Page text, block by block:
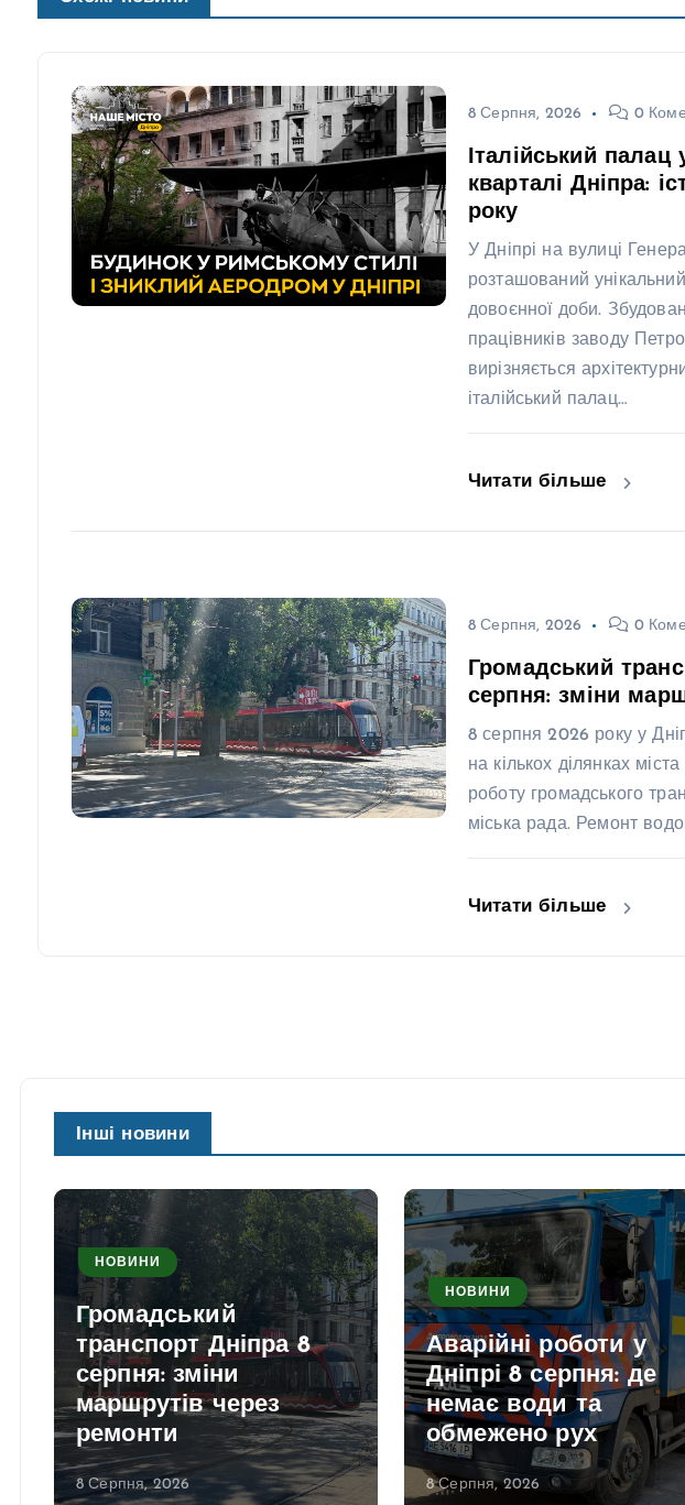
8 Серпня, 2026 0
Італійський
кварталі Дніпра:
року
У Дніпрі на вулиці
розташований
довоєнної доби.
працівників заводу
вирізняється
італійський палац…
Читати більше
8 Серпня, 2026 0
Громадський
серпня: зміни
8 серпня 2026 року у
на кількох ділянках
роботу громадського
міська рада. Ремонт
Читати більше
Інші новини
НОВИНИ
Громадський
транспорт Дніпра 8
серпня: зміни
маршрутів через
ремонти
8 Серпня, 2026
НОВИНИ
Аварійні роботи у
Дніпрі 8 серпня: де
немає води та
обмежено рух
8 Серпня, 2026